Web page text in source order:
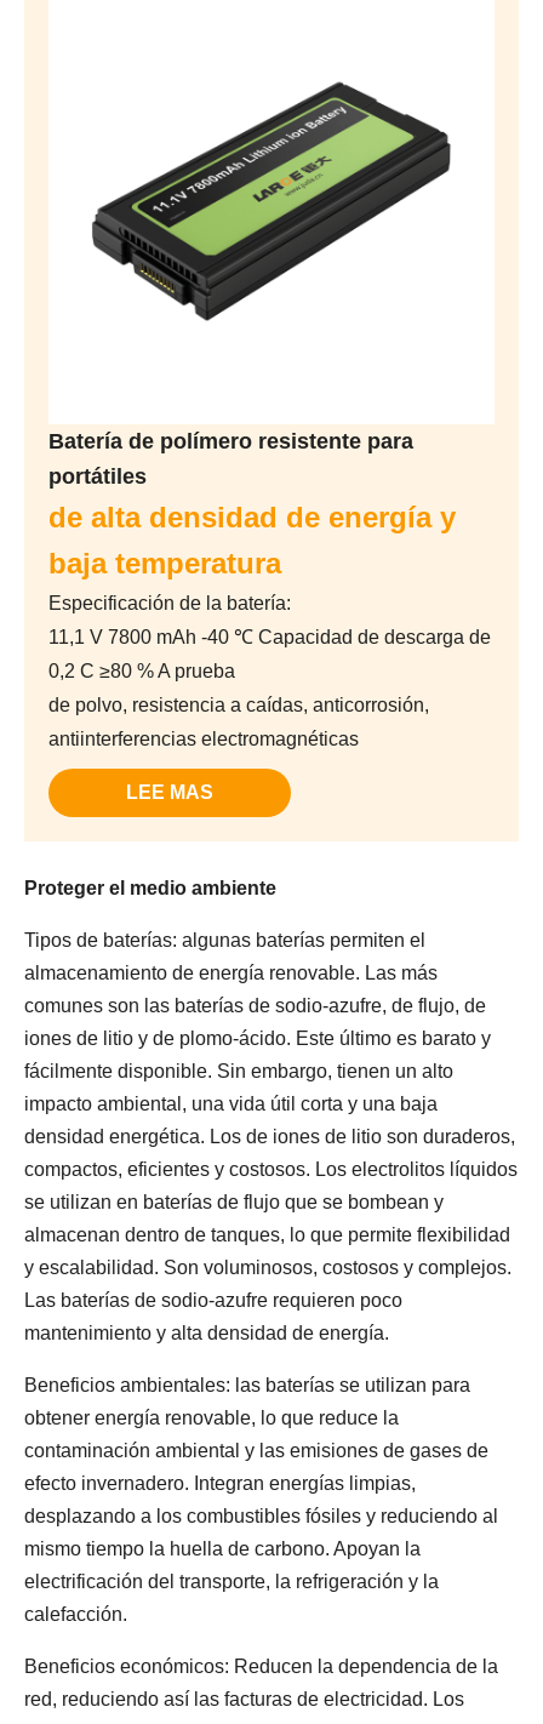
Batería de polímero resistente para
portátiles
de alta densidad de energía y
baja temperatura
Especificación de la batería:
11,1 V 7800 mAh -40 ℃ Capacidad de descarga de
0,2 C ≥80 % A prueba
de polvo, resistencia a caídas, anticorrosión,
antiinterferencias electromagnéticas
LEE MAS
Proteger el medio ambiente
Tipos de baterías: algunas baterías permiten el
almacenamiento de energía renovable. Las más
comunes son las baterías de sodio-azufre, de flujo, de
iones de litio y de plomo-ácido. Este último es barato y
fácilmente disponible. Sin embargo, tienen un alto
impacto ambiental, una vida útil corta y una baja
densidad energética. Los de iones de litio son duraderos,
compactos, eficientes y costosos. Los electrolitos líquidos
se utilizan en baterías de flujo que se bombean y
almacenan dentro de tanques, lo que permite flexibilidad
y escalabilidad. Son voluminosos, costosos y complejos.
Las baterías de sodio-azufre requieren poco
mantenimiento y alta densidad de energía.
Beneficios ambientales: las baterías se utilizan para
obtener energía renovable, lo que reduce la
contaminación ambiental y las emisiones de gases de
efecto invernadero. Integran energías limpias,
desplazando a los combustibles fósiles y reduciendo al
mismo tiempo la huella de carbono. Apoyan la
electrificación del transporte, la refrigeración y la
calefacción.
Beneficios económicos: Reducen la dependencia de la
red, reduciendo así las facturas de electricidad. Los